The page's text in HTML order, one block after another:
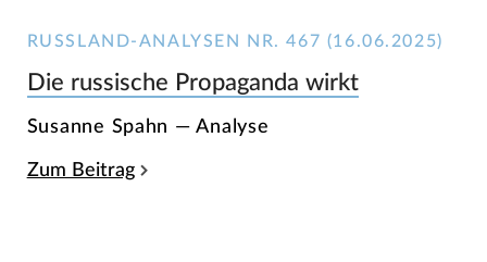
RUSSLAND-ANALYSEN NR. 467 (16.06.2025)
Die russische Propaganda wirkt
Susanne Spahn — Analyse
Zum Beitrag